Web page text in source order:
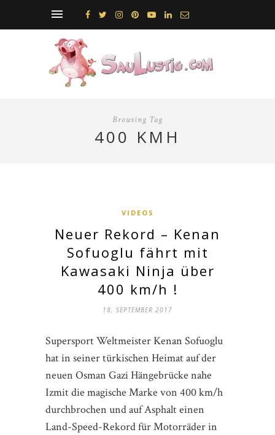
Browsing Tag
400 KMH
VIDEOS
Neuer Rekord – Kenan
Sofuoglu fährt mit
Kawasaki Ninja über
400 km/h !
18. SEPTEMBER 2017
Supersport Weltmeister Kenan Sofuoglu
hat in seiner türkischen Heimat auf der
neuen Osman Gazi Hängebrücke nahe
Izmit die magische Marke von 400 km/h
durchbrochen und auf Asphalt einen
Land-Speed-Rekord für Motorräder in